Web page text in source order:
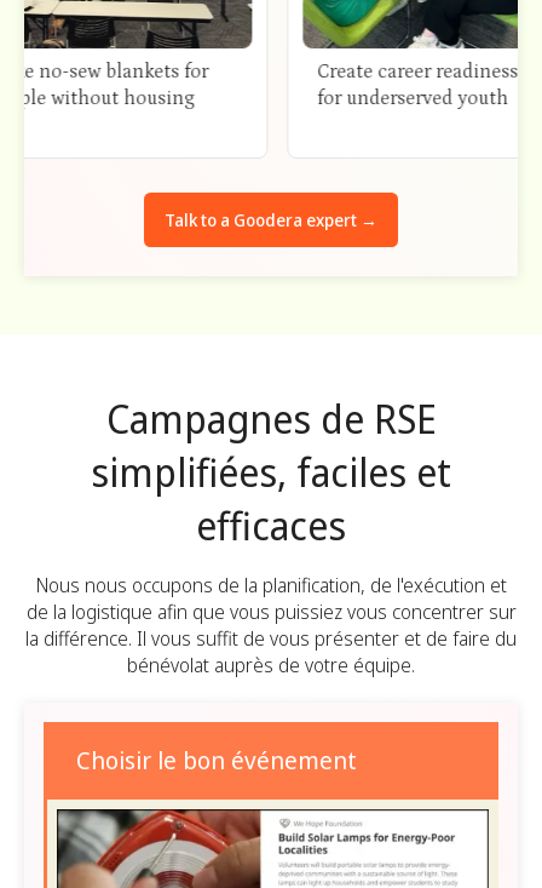
sew blankets for
without housing
Create career readiness kits
for underserved youth
Talk to a Goodera expert →
Campagnes de RSE
simplifiées, faciles et
efficaces
Nous nous occupons de la planification, de l'exécution et
de la logistique afin que vous puissiez vous concentrer sur
la différence. Il vous suffit de vous présenter et de faire du
bénévolat auprès de votre équipe.
Choisir le bon événement